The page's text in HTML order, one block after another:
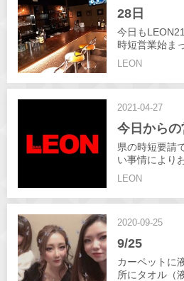
ます🙇 本日
🙇
28日
今日も
時短営業始ま
温、ソーシャ
意を払いなが
すのでよろし
LEON
2021-04-27
今日から
県の時短要請
い事情により
せてもらうこ
お客様、検温
方、マスクを
アルコール消
スタンス等
業、ご了承下
LEON
2020-09-25
9/25
カーペットに
所にタオル（